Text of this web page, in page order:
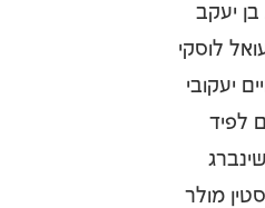
בן יעקב
לוסקי
יעקובי
לפיד
מולר